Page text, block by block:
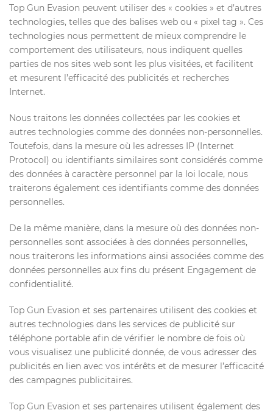
Top Gun Evasion peuvent utiliser des « cookies » et d’autres
technologies, telles que des balises web ou « pixel tag ». Ces
technologies nous permettent de mieux comprendre le
comportement des utilisateurs, nous indiquent quelles
parties de nos sites web sont les plus visitées, et facilitent
et mesurent l’efficacité des publicités et recherches
Internet.
Nous traitons les données collectées par les cookies et
autres technologies comme des données non-personnelles.
Toutefois, dans la mesure où les adresses IP (Internet
Protocol) ou identifiants similaires sont considérés comme
des données à caractère personnel par la loi locale, nous
traiterons également ces identifiants comme des données
personnelles.
De la même manière, dans la mesure où des données non-
personnelles sont associées à des données personnelles,
nous traiterons les informations ainsi associées comme des
données personnelles aux fins du présent Engagement de
confidentialité.
Top Gun Evasion et ses partenaires utilisent des cookies et
autres technologies dans les services de publicité sur
téléphone portable afin de vérifier le nombre de fois où
vous visualisez une publicité donnée, de vous adresser des
publicités en lien avec vos intérêts et de mesurer l’efficacité
des campagnes publicitaires.
Top Gun Evasion et ses partenaires utilisent également des